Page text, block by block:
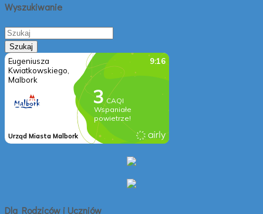
Wyszukiwanie
Dla Rodziców i Uczniów